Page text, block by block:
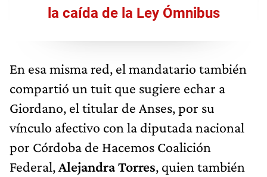
la caída de la Ley Ómnibus
En esa misma red, el mandatario también
compartió un tuit que sugiere echar a
Giordano, el titular de Anses, por su
vínculo afectivo con la diputada nacional
por Córdoba de Hacemos Coalición
Federal,Alejandra Torres, quien también